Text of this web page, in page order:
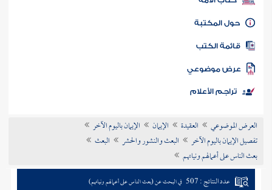
كتاب الأمة
المكتبة
الكتب
موضوعي
تراجم الأعلام
العرض الموضوعي العقيدة الإيمان
الإيمان باليوم الآخر
تفصيل الإيمان باليوم الآخر
البعث والنشور والحشر
البعث
بعث الناس على أعمالهم ونياتهم
عدد النتائج : 507 في البحث عن (بعث الناس على أعمالهم ونياتهم)